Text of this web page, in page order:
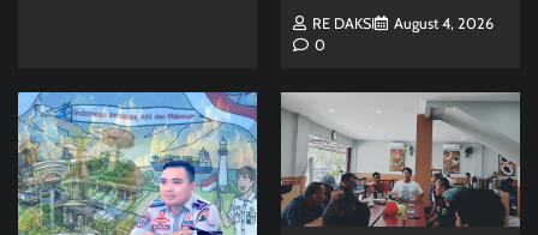
RE DAKSI
August 4, 2026
0